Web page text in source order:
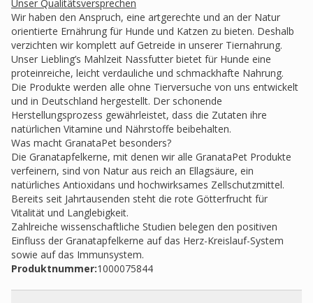
Unser Qualitätsversprechen
Wir haben den Anspruch, eine artgerechte und an der Natur
orientierte Ernährung für Hunde und Katzen zu bieten. Deshalb
verzichten wir komplett auf Getreide in unserer Tiernahrung.
Unser Liebling’s Mahlzeit Nassfutter bietet für Hunde eine
proteinreiche, leicht verdauliche und schmackhafte Nahrung.
Die Produkte werden alle ohne Tierversuche von uns entwickelt
und in Deutschland hergestellt. Der schonende
Herstellungsprozess gewährleistet, dass die Zutaten ihre
natürlichen Vitamine und Nährstoffe beibehalten.
Was macht GranataPet besonders?
Die Granatapfelkerne, mit denen wir alle GranataPet Produkte
verfeinern, sind von Natur aus reich an Ellagsäure, ein
natürliches Antioxidans und hochwirksames Zellschutzmittel.
Bereits seit Jahrtausenden steht die rote Götterfrucht für
Vitalität und Langlebigkeit.
Zahlreiche wissenschaftliche Studien belegen den positiven
Einfluss der Granatapfelkerne auf das Herz-Kreislauf-System
sowie auf das Immunsystem.
Produktnummer:1000075844